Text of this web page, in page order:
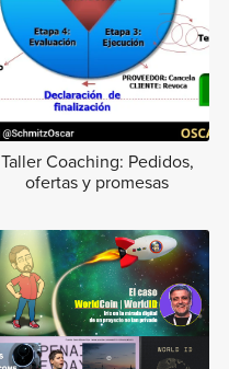
Taller Coaching: Pedidos,
ofertas y promesas